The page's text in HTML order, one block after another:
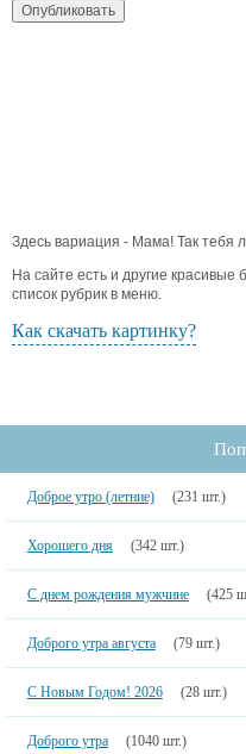
Здесь вариация - Мама! Так тебя
На сайте есть и другие красивые
список рубрик в меню.
Как скачать картинку?
Доброе утро (летние) (231 шт.)
Хорошего дня (342 шт.)
С днем рождения мужчине (425
Доброго утра августа (79 шт.)
С Новым Годом! 2026 (28 шт.)
Доброго утра (1040 шт.)